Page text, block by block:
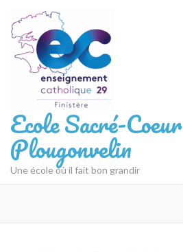
au
contenu
(Pressez
Entrée)
Ecole Sacré-Coeur
Plougonvelin
Une école où il fait bon grandir